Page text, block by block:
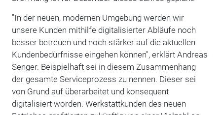
"In der neuen, modernen Umgebung werden wir
unsere Kunden mithilfe digitalisierter Abläufe noch
besser betreuen und noch stärker auf die aktuellen
Kundenbedürfnisse eingehen können", erklärt Andreas
Senger. Beispielhaft sei in diesem Zusammenhang
der gesamte Serviceprozess zu nennen. Dieser sei
von Grund auf überarbeitet und konsequent
digitalisiert worden. Werkstattkunden des neuen